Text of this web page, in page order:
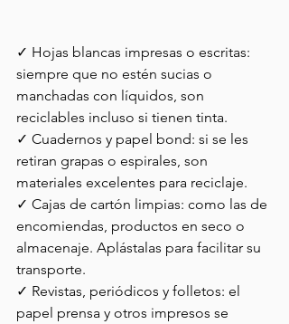
✓ Hojas blancas impresas o escritas:
siempre que no estén sucias o
manchadas con líquidos, son
reciclables incluso si tienen tinta.
✓ Cuadernos y papel bond: si se les
retiran grapas o espirales, son
materiales excelentes para reciclaje.
✓ Cajas de cartón limpias: como las de
encomiendas, productos en seco o
almacenaje. Aplástalas para facilitar su
transporte.
✓ Revistas, periódicos y folletos: el
papel prensa y otros impresos se